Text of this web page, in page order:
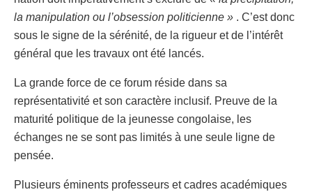
la manipulation ou l’obsession politicienne » . C’est donc
sous le signe de la sérénité, de la rigueur et de l’intérêt
général que les travaux ont été lancés.
La grande force de ce forum réside dans sa
représentativité et son caractère inclusif. Preuve de la
maturité politique de la jeunesse congolaise, les
échanges ne se sont pas limités à une seule ligne de
pensée.
Plusieurs éminents professeurs et cadres académiques